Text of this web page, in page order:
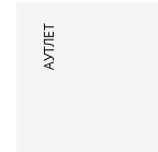
АУТЛЕТ